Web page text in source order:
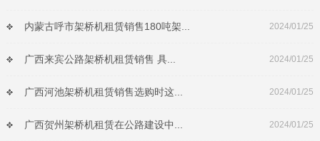
内蒙古呼市架桥机租赁销售180吨架... 2024/01/25
广西来宾公路架桥机租赁销售 具... 2024/01/25
广西河池架桥机租赁销售选购时这... 2024/01/25
广西贺州架桥机租赁在公路建设中... 2024/01/25